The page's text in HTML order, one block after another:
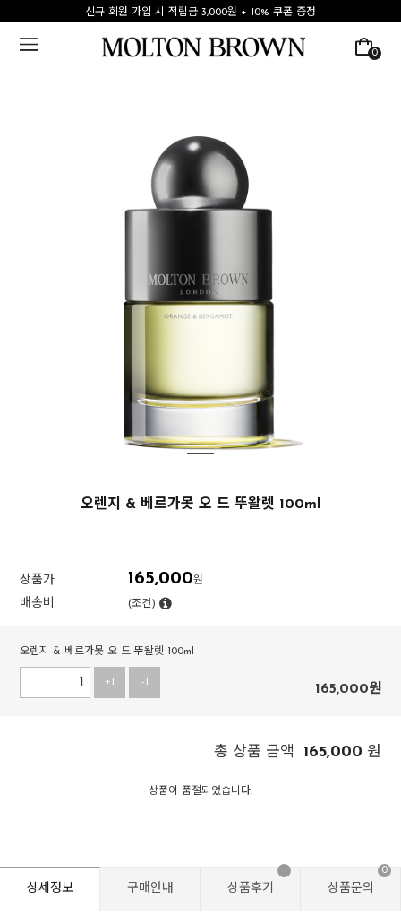
신규 회원 가입 시 적립금 3,000원 + 10% 쿠폰 증정
0
오렌지 & 베르가못 오 드 뚜왈렛 100ml
상품가 165,000원
배송비 (조건)
오렌지 & 베르가못 오 드 뚜왈렛 100ml
+1 -1 165,000원
총 상품 금액 165,000 원
상품이 품절되었습니다.
상세정보 구매안내 상품후기 상품문의
0